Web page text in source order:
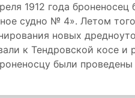
1912 года
судно № 4». Летом
новых
к Тендровской косе и
были